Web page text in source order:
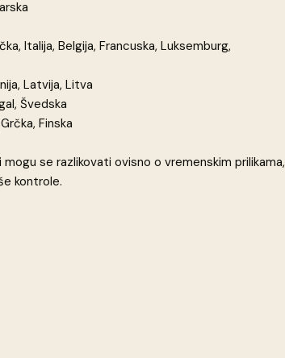
Italija, Belgija, Francuska, Luksemburg,
Latvija, Litva
Švedska
Finska
se razlikovati ovisno o vremenskim prilikama,
kontrole.